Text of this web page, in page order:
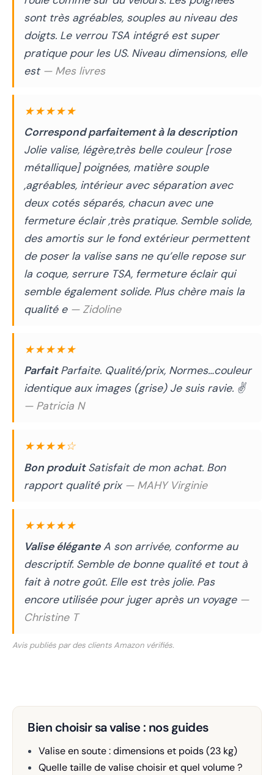
sont très agréables, souples au niveau des
doigts. Le verrou TSA intégré est super
pratique pour les US. Niveau dimensions, elle
est — Mes livres
★★★★★
Correspond parfaitement à la description
Jolie valise, légère,très belle couleur [rose
métallique] poignées, matière souple
,agréables, intérieur avec séparation avec
deux cotés séparés, chacun avec une
fermeture éclair ,très pratique. Semble solide,
des amortis sur le fond extérieur permettent
de poser la valise sans ne qu’elle repose sur
la coque, serrure TSA, fermeture éclair qui
semble également solide. Plus chère mais la
qualité e — Zidoline
★★★★★
ParfaitParfaite. Qualité/prix, Normes…couleur
identique aux images (grise) Je suis ravie. ✌️
— Patricia N
★★★★☆
Bon produitSatisfait de mon achat. Bon
rapport qualité prix — MAHY Virginie
★★★★★
Valise éléganteA son arrivée, conforme au
descriptif. Semble de bonne qualité et tout à
fait à notre goût. Elle est très jolie. Pas
encore utilisée pour juger après un voyage —
Christine T
Avis publiés par des clients Amazon vérifiés.
Bien choisir sa valise : nos guides
Valise en soute : dimensions et poids (23 kg)
Quelle taille de valise choisir et quel volume ?